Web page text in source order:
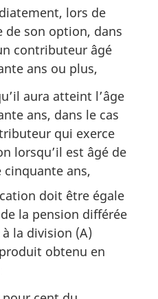
lors de
de son option, dans
contributeur âgé
ans ou plus,
aura atteint l’âge
ans, dans le cas
qui exerce
lorsqu’il est âgé de
cinquante ans,
doit être égale
la pension différée
la division (A)
obtenu en